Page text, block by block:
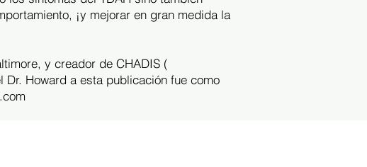
¡y mejorar en gran medida la
y creador de CHADIS (
Howard a esta publicación fue como